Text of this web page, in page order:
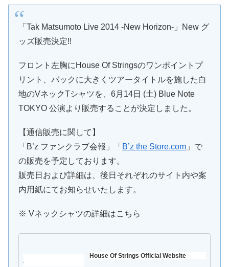
「Tak Matsumoto Live 2014 -New Horizon-」New グ
ッズ販売決定!!
フロント左胸にHouse Of Stringsのワンポイントプ
リント、バックに大きくツアータイトルを施した白
地のVネックTシャツを、6月14日 (土) Blue Note
TOKYO 公演より販売することが決定しました。
【通信販売に関して】
「B’z ファンクラブ会報」「 B’z the Store.com 」で
の販売を予定しております。
販売日および詳細は、後日それぞれのサイト内や案
内用紙にてお知らせいたします。
※ Vネックシャツの詳細はこちら
House Of Strings Official Website